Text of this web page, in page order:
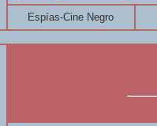
Espías-Cine Negro